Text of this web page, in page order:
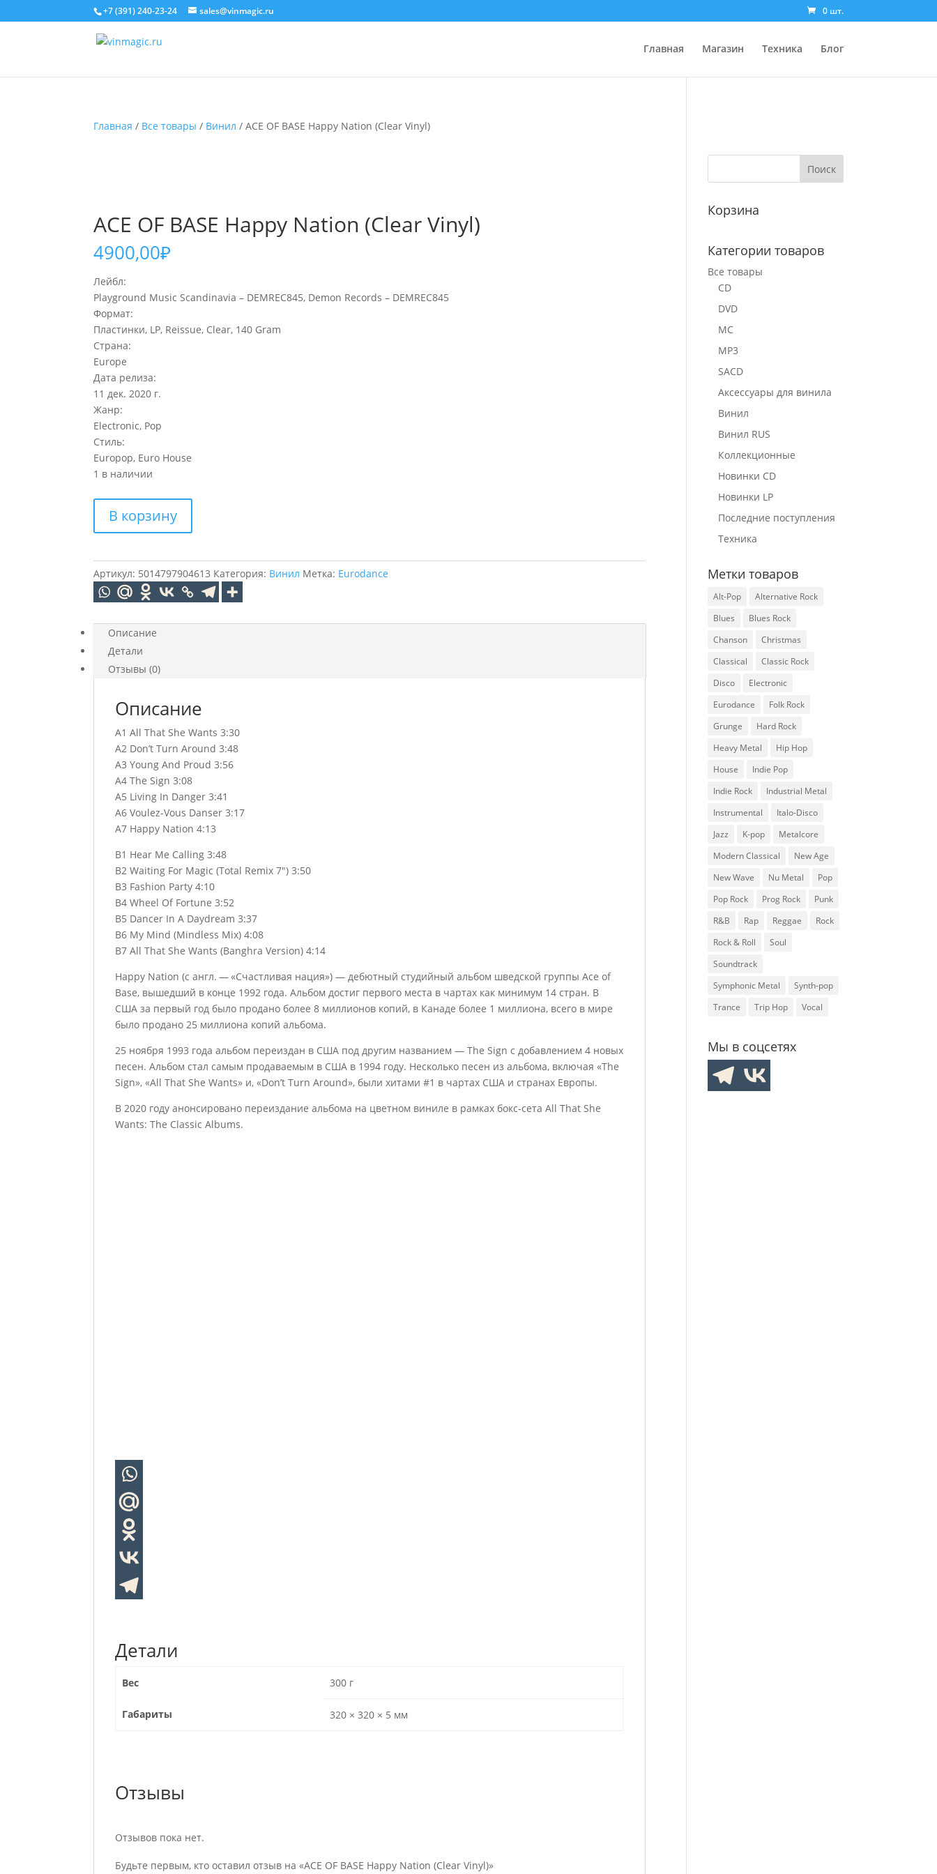
+7 (391) 240-23-24 sales@vinmagic.ru 0 шт.
Главная Магазин Техника Блог
Главная / Все товары / Винил / ACE OF BASE Happy Nation (Clear Vinyl)
ACE OF BASE Happy Nation (Clear Vinyl)
4900,00₽
Лейбл:
Playground Music Scandinavia – DEMREC845, Demon Records – DEMREC845
Формат:
Пластинки, LP, Reissue, Clear, 140 Gram
Страна:
Europe
Дата релиза:
11 дек. 2020 г.
Жанр:
Electronic, Pop
Стиль:
Europop, Euro House
1 в наличии
товара
ACE
BASE
Happy
Nation
Vinyl)
В корзину
Артикул: 5014797904613 Категория: Винил Метка: Eurodance
Описание
Детали
Отзывы (0)
Описание
A1 All That She Wants 3:30
A2 Don’t Turn Around 3:48
A3 Young And Proud 3:56
A4 The Sign 3:08
A5 Living In Danger 3:41
A6 Voulez-Vous Danser 3:17
A7 Happy Nation 4:13
B1 Hear Me Calling 3:48
B2 Waiting For Magic (Total Remix 7″) 3:50
B3 Fashion Party 4:10
B4 Wheel Of Fortune 3:52
B5 Dancer In A Daydream 3:37
B6 My Mind (Mindless Mix) 4:08
B7 All That She Wants (Banghra Version) 4:14
Happy Nation (с англ. — «Счастливая нация») — дебютный студийный альбом шведской группы Ace of
Base, вышедший в конце 1992 года. Альбом достиг первого места в чартах как минимум 14 стран. В
США за первый год было продано более 8 миллионов копий, в Канаде более 1 миллиона, всего в мире
было продано 25 миллиона копий альбома.
25 ноября 1993 года альбом переиздан в США под другим названием — The Sign с добавлением 4 новых
песен. Альбом стал самым продаваемым в США в 1994 году. Несколько песен из альбома, включая «The
Sign», «All That She Wants» и, «Don’t Turn Around», были хитами #1 в чартах США и странах Европы.
В 2020 году анонсировано переиздание альбома на цветном виниле в рамках бокс-сета All That She
Wants: The Classic Albums.
Детали
Вес 300 г
Габариты 320 × 320 × 5 мм
Отзывы
Отзывов пока нет.
Будьте первым, кто оставил отзыв на «ACE OF BASE Happy Nation (Clear Vinyl)»
Корзина
Категории товаров
Все товары
CD
DVD
MC
MP3
SACD
Аксессуары для винила
Винил
Винил RUS
Коллекционные
Новинки CD
Новинки LP
Последние поступления
Техника
Метки товаров
Alt-Pop
Alternative Rock
Blues
Blues Rock
Chanson
Christmas
Classical
Classic Rock
Disco
Electronic
Eurodance
Folk Rock
Grunge
Hard Rock
Heavy Metal
Hip Hop
House
Indie Pop
Indie Rock
Industrial Metal
Instrumental
Italo-Disco
Jazz
K-pop
Metalcore
Modern Classical
New Age
New Wave
Nu Metal
Pop
Pop Rock
Prog Rock
Punk
R&B
Rap Reggae
Rock
Rock & Roll
Soul
Soundtrack
Symphonic Metal
Synth-pop
Trance
Trip Hop Vocal
Мы в соцсетях